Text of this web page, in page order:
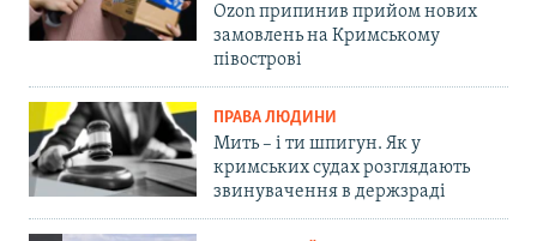
Ozon припинив прийом нових
замовлень на Кримському
півострові
ПРАВА ЛЮДИНИ
Мить – і ти шпигун. Як у
кримських судах розглядають
звинувачення в держзраді